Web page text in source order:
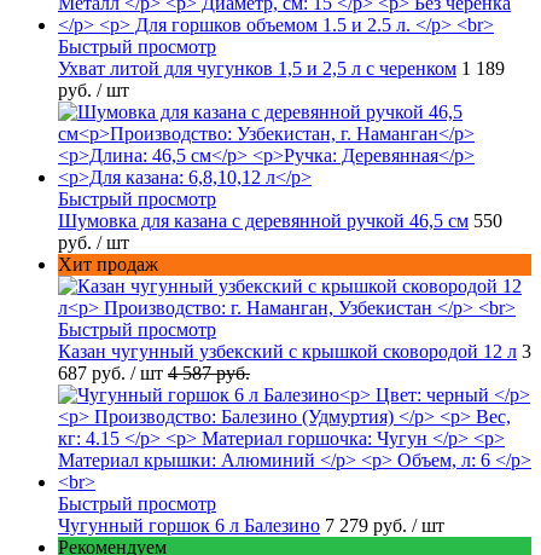
Быстрый просмотр
Ухват литой для чугунков 1,5 и 2,5 л с черенком 1 189
руб. / шт
Быстрый просмотр
Шумовка для казана с деревянной ручкой 46,5 см 550
руб. / шт
Хит продаж
Быстрый просмотр
Казан чугунный узбекский с крышкой сковородой 12 л 3
687 руб. / шт 4 587 руб.
Быстрый просмотр
Чугунный горшок 6 л Балезино 7 279 руб. / шт
Рекомендуем